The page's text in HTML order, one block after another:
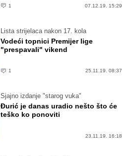
1 07.12.19. 15:29
Lista strijelaca nakon 17. kola
Vodeći topnici Premijer lige
"prespavali" vikend
1 25.11.19. 08:37
Sjajno izdanje "starog vuka"
Đurić je danas uradio nešto što će
teško ko ponoviti
23.11.19. 16:18